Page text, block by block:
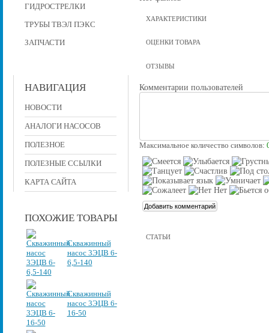
ГИДРОСТРЕЛКИ
ТРУБЫ ТВЭЛ ПЭКС
ЗАПЧАСТИ
НАВИГАЦИЯ
НОВОСТИ
АНАЛОГИ НАСОСОВ
ПОЛЕЗНОЕ
ПОЛЕЗНЫЕ ССЫЛКИ
КАРТА САЙТА
ПОХОЖИЕ ТОВАРЫ
Скважинный
насос 3ЭЦВ 6-
6,5-140
Скважинный
насос 3ЭЦВ 6-
16-50
ХАРАКТЕРИСТИКИ
ОЦЕНКИ ТОВАРА
ОТЗЫВЫ
Комментарии пользователей
Максимальное количество символов:
СТАТЬИ